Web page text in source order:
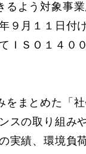
よう対象事
月１１日付
ＩＳＯ１４０
まとめた「
スの取り組
績、環境負